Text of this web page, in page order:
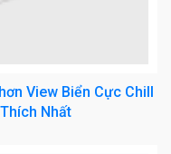
View Biển Cực Chill
Nhất